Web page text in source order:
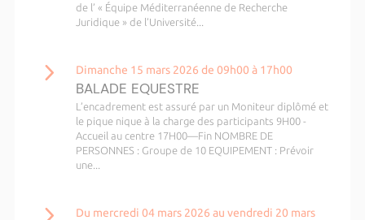
de l’ « Équipe Méditerranéenne de Recherche
Juridique » de l’Université...
Dimanche 15 mars 2026 de 09h00 à 17h00
BALADE EQUESTRE
L’encadrement est assuré par un Moniteur diplômé et
le pique nique à la charge des participants 9H00 -
Accueil au centre 17H00—Fin NOMBRE DE
PERSONNES : Groupe de 10 EQUIPEMENT : Prévoir
une...
Du mercredi 04 mars 2026 au vendredi 20 mars